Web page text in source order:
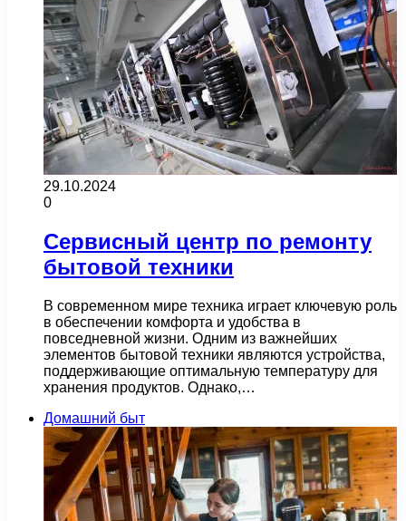
29.10.2024
0
Сервисный центр по ремонту
бытовой техники
В современном мире техника играет ключевую роль
в обеспечении комфорта и удобства в
повседневной жизни. Одним из важнейших
элементов бытовой техники являются устройства,
поддерживающие оптимальную температуру для
хранения продуктов. Однако,…
Домашний быт